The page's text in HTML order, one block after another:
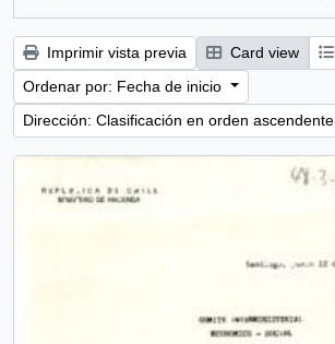
Imprimir vista previa Card view
Ordenar por: Fecha de inicio
Dirección: Clasificación en orden ascendente